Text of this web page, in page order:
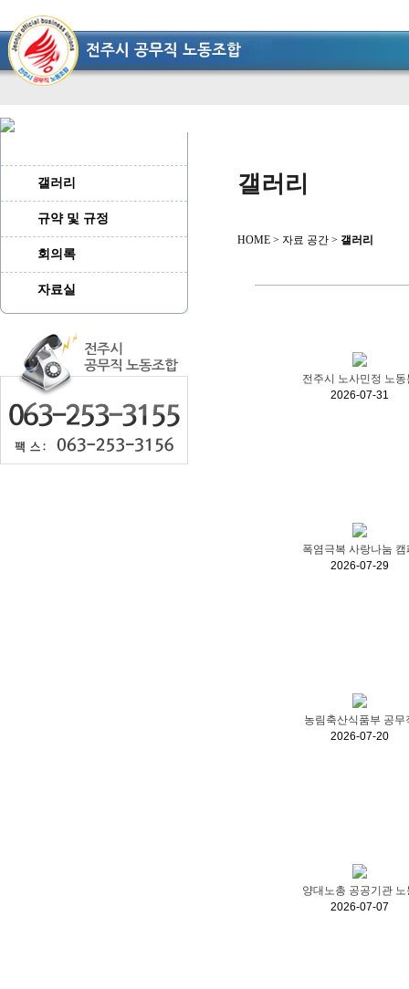
갤러리
HOME > 자료 공간 > 갤러리
전주시 노사민정 노동
2026-07-31
폭염극복 사랑나눔 캠
2026-07-29
농림축산식품부 공무
2026-07-20
양대노총 공공기관 노
2026-07-07
갤러리
규약 및 규정
회의록
자료실